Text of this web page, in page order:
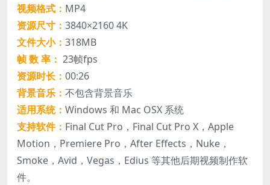
视频格式： MP4
资源尺寸： 3840×2160 4K
文件大小： 318MB
帧 数 率： 23帧fps
资源时长： 00:26
背景音乐： 不包含背景音乐
适用系统： Windows 和 Mac OSX 系统
支持软件： Final Cut Pro，Final Cut Pro X，Apple
Motion，Premiere Pro，After Effects，Nuke，
Smoke，Avid，Vegas，Edius 等其他后期视频制作软
件。